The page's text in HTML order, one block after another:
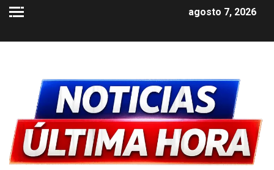
agosto 7, 2026